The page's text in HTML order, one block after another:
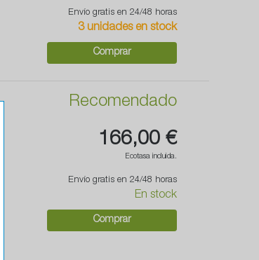
Envío gratis en 24/48 horas
3 unidades en stock
Comprar
Recomendado
166,00 €
Ecotasa incluida.
Envío gratis en 24/48 horas
En stock
Comprar